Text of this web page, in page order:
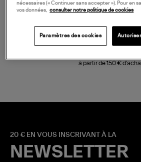
à partir de 150 €
20 € EN VOUS INSCRIVANT À LA
NEWSLETTER
nécessaires (« Continuer sans accepter »). Pour en
vos données, consulter notre politique de cookies
Paramètres des cookies